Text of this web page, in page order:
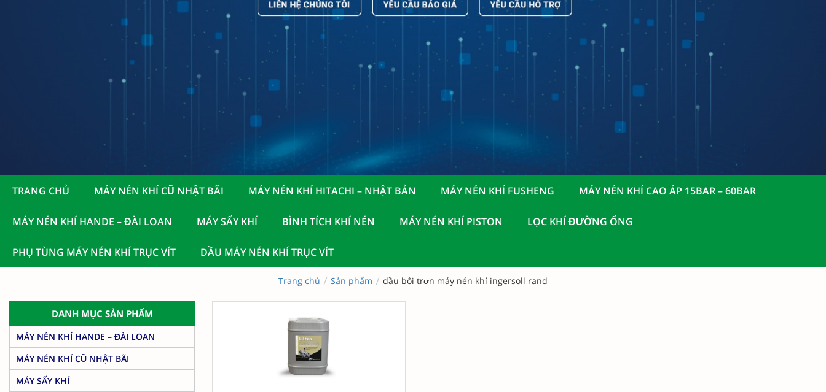
TRANG CHỦ MÁY NÉN KHÍ CŨ NHẬT BÃI MÁY NÉN KHÍ HITACHI – NHẬT BẢN MÁY NÉN KHÍ FUSHENG MÁY NÉN KHÍ CAO ÁP 15BAR – 60BAR
MÁY NÉN KHÍ HANDE – ĐÀI LOAN MÁY SẤY KHÍ BÌNH TÍCH KHÍ NÉN MÁY NÉN KHÍ PISTON LỌC KHÍ ĐƯỜNG ỐNG
PHỤ TÙNG MÁY NÉN KHÍ TRỤC VÍT DẦU MÁY NÉN KHÍ TRỤC VÍT
Trang chủ / Sản phẩm / dầu bôi trơn máy nén khí ingersoll rand
DANH MỤC SẢN PHẨM
MÁY NÉN KHÍ HANDE – ĐÀI LOAN
MÁY NÉN KHÍ CŨ NHẬT BÃI
MÁY SẤY KHÍ